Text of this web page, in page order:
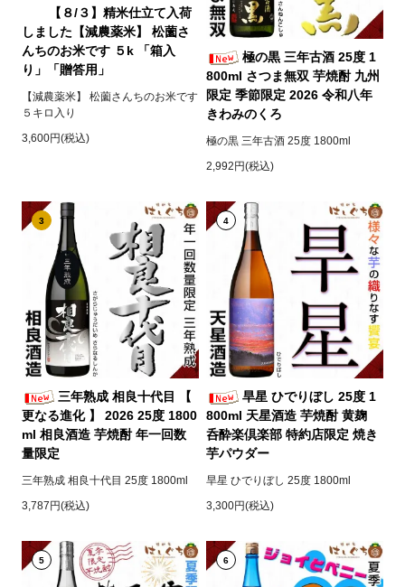
【８/３】精米仕立て入荷
しました【減農薬米】 松薗さ
んちのお米です ５k 「箱入
り」「贈答用」
【減農薬米】 松薗さんちのお米です
５キロ入り
3,600円(税込)
極の黒 三年古酒 25度 1
800ml さつま無双 芋焼酎 九州
限定 季節限定 2026 令和八年
きわみのくろ
極の黒 三年古酒 25度 1800ml
2,992円(税込)
3
三年熟成 相良十代目 【
更なる進化 】 2026 25度 1800
ml 相良酒造 芋焼酎 年一回数
量限定
三年熟成 相良十代目 25度 1800ml
3,787円(税込)
4
旱星 ひでりぼし 25度 1
800ml 天星酒造 芋焼酎 黄麹
呑酔楽倶楽部 特約店限定 焼き
芋パウダー
旱星 ひでりぼし 25度 1800ml
3,300円(税込)
5 6